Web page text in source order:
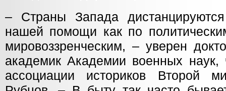
– Страны Запада
нашей помощи как по
мировоззренческим, – уверен
академик Академии военных
ассоциации историков Второй